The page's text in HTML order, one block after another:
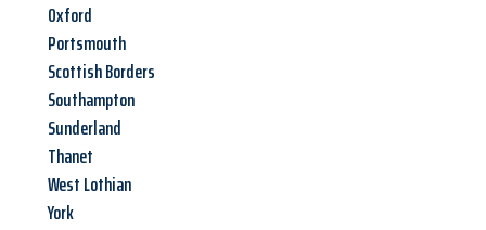
Oxford
Portsmouth
Scottish Borders
Southampton
Sunderland
Thanet
West Lothian
York